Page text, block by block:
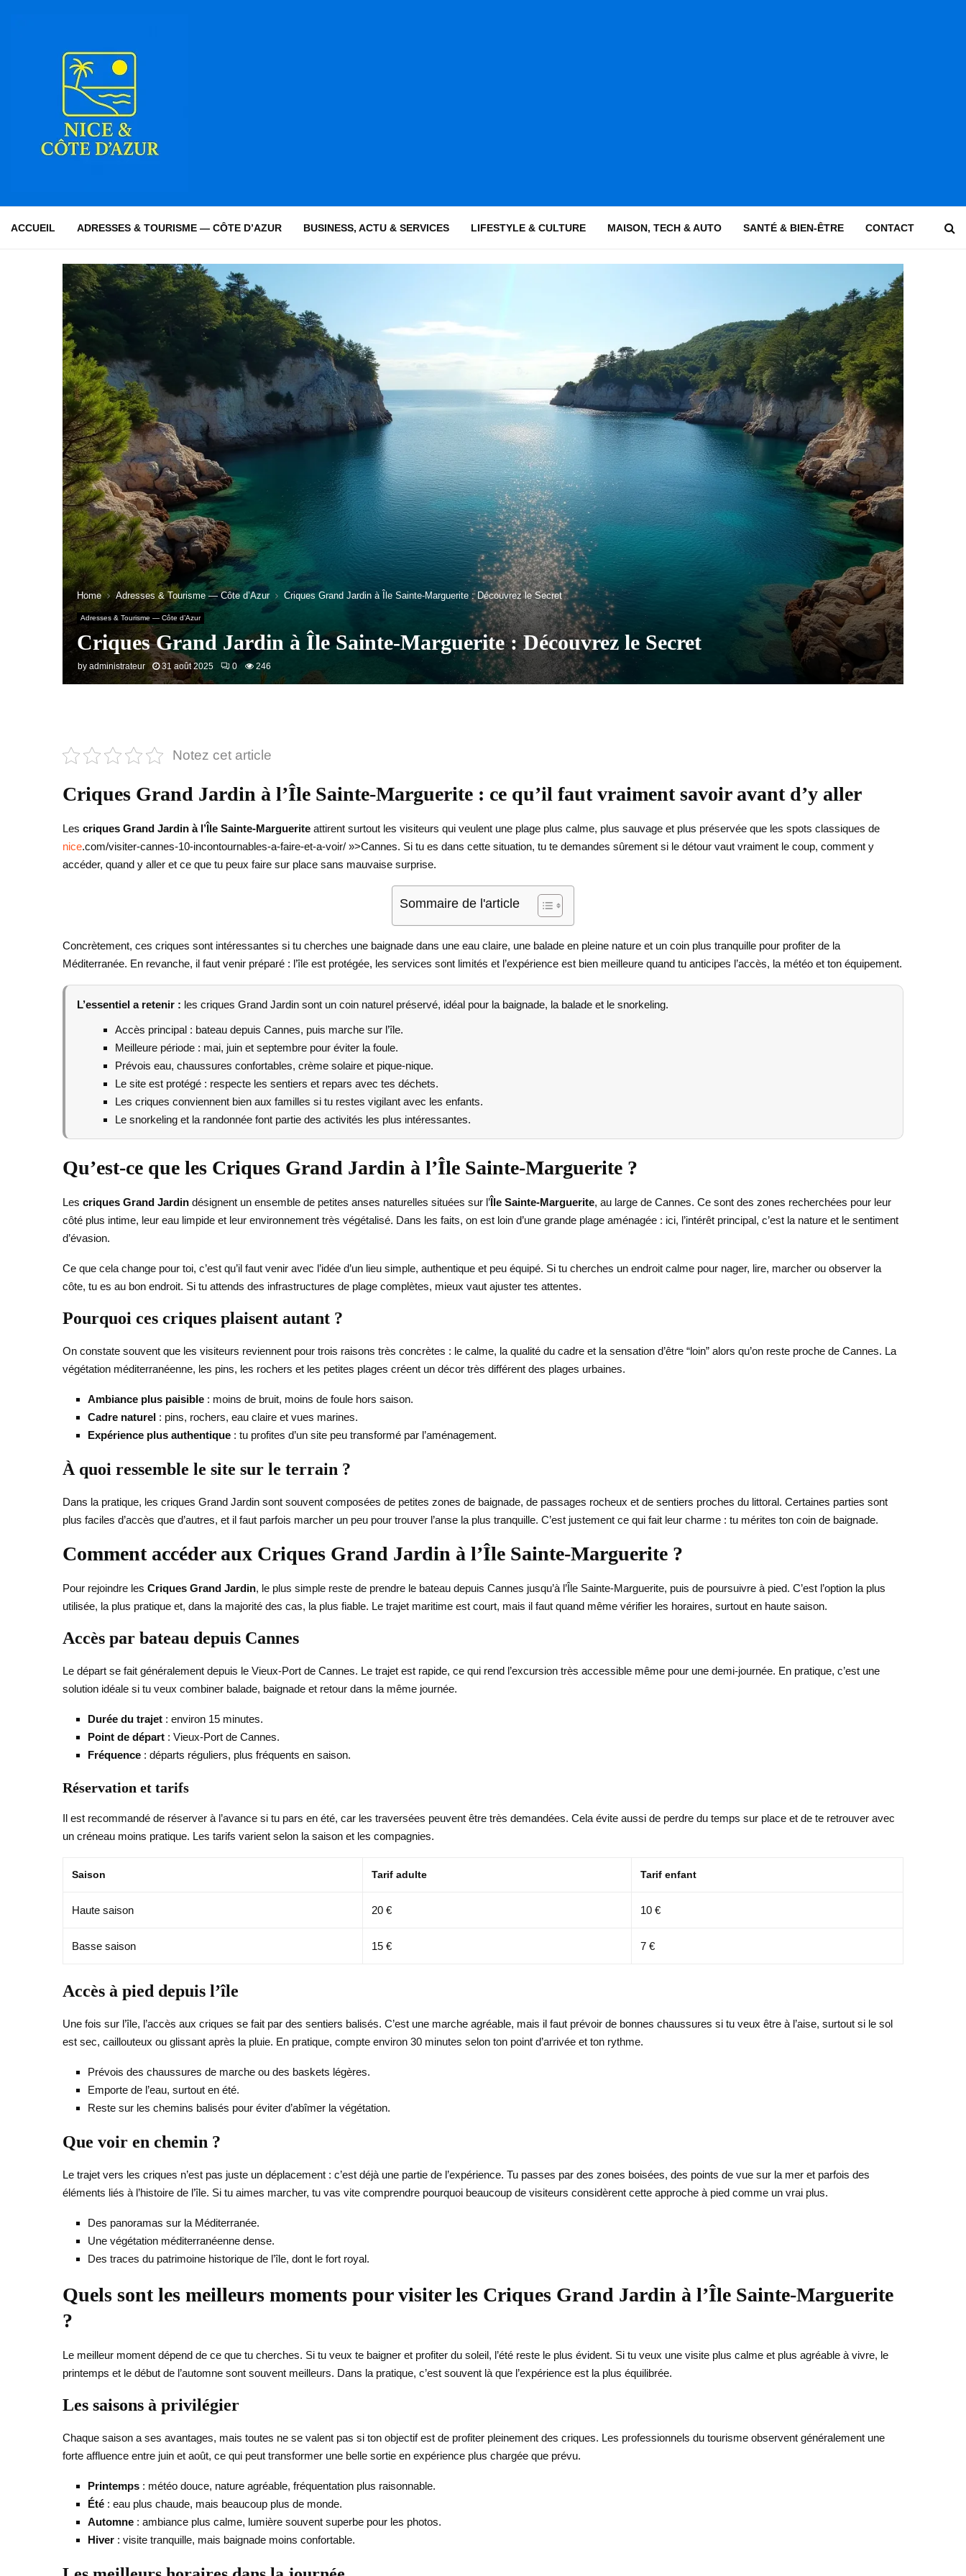
ACCUEIL ADRESSES & TOURISME — CÔTE D’AZUR BUSINESS, ACTU & SERVICES LIFESTYLE & CULTURE MAISON, TECH & AUTO SANTÉ & BIEN-ÊTRE CONTACT
Home Adresses & Tourisme — Côte d’Azur Criques Grand Jardin à Île Sainte-Marguerite : Découvrez le Secret
Adresses & Tourisme — Côte d’Azur
Criques Grand Jardin à Île Sainte-Marguerite : Découvrez le Secret
by administrateur 31 août 2025 0 246
Notez cet article
Criques Grand Jardin à l’Île Sainte-Marguerite : ce qu’il faut vraiment savoir avant d’y aller
Les criques Grand Jardin à l’Île Sainte-Marguerite attirent surtout les visiteurs qui veulent une plage plus calme, plus sauvage et plus préservée que les spots classiques de
nice.com/visiter-cannes-10-incontournables-a-faire-et-a-voir/ »>Cannes. Si tu es dans cette situation, tu te demandes sûrement si le détour vaut vraiment le coup, comment y
accéder, quand y aller et ce que tu peux faire sur place sans mauvaise surprise.
Sommaire de l'article
Concrètement, ces criques sont intéressantes si tu cherches une baignade dans une eau claire, une balade en pleine nature et un coin plus tranquille pour profiter de la
Méditerranée. En revanche, il faut venir préparé : l’île est protégée, les services sont limités et l’expérience est bien meilleure quand tu anticipes l’accès, la météo et ton équipement.
L’essentiel a retenir : les criques Grand Jardin sont un coin naturel préservé, idéal pour la baignade, la balade et le snorkeling.
Accès principal : bateau depuis Cannes, puis marche sur l’île.
Meilleure période : mai, juin et septembre pour éviter la foule.
Prévois eau, chaussures confortables, crème solaire et pique-nique.
Le site est protégé : respecte les sentiers et repars avec tes déchets.
Les criques conviennent bien aux familles si tu restes vigilant avec les enfants.
Le snorkeling et la randonnée font partie des activités les plus intéressantes.
Qu’est-ce que les Criques Grand Jardin à l’Île Sainte-Marguerite ?
Les criques Grand Jardin désignent un ensemble de petites anses naturelles situées sur l’Île Sainte-Marguerite, au large de Cannes. Ce sont des zones recherchées pour leur
côté plus intime, leur eau limpide et leur environnement très végétalisé. Dans les faits, on est loin d’une grande plage aménagée : ici, l’intérêt principal, c’est la nature et le sentiment
d’évasion.
Ce que cela change pour toi, c’est qu’il faut venir avec l’idée d’un lieu simple, authentique et peu équipé. Si tu cherches un endroit calme pour nager, lire, marcher ou observer la
côte, tu es au bon endroit. Si tu attends des infrastructures de plage complètes, mieux vaut ajuster tes attentes.
Pourquoi ces criques plaisent autant ?
On constate souvent que les visiteurs reviennent pour trois raisons très concrètes : le calme, la qualité du cadre et la sensation d’être “loin” alors qu’on reste proche de Cannes. La
végétation méditerranéenne, les pins, les rochers et les petites plages créent un décor très différent des plages urbaines.
Ambiance plus paisible : moins de bruit, moins de foule hors saison.
Cadre naturel : pins, rochers, eau claire et vues marines.
Expérience plus authentique : tu profites d’un site peu transformé par l’aménagement.
À quoi ressemble le site sur le terrain ?
Dans la pratique, les criques Grand Jardin sont souvent composées de petites zones de baignade, de passages rocheux et de sentiers proches du littoral. Certaines parties sont
plus faciles d’accès que d’autres, et il faut parfois marcher un peu pour trouver l’anse la plus tranquille. C’est justement ce qui fait leur charme : tu mérites ton coin de baignade.
Comment accéder aux Criques Grand Jardin à l’Île Sainte-Marguerite ?
Pour rejoindre les Criques Grand Jardin, le plus simple reste de prendre le bateau depuis Cannes jusqu’à l’Île Sainte-Marguerite, puis de poursuivre à pied. C’est l’option la plus
utilisée, la plus pratique et, dans la majorité des cas, la plus fiable. Le trajet maritime est court, mais il faut quand même vérifier les horaires, surtout en haute saison.
Accès par bateau depuis Cannes
Le départ se fait généralement depuis le Vieux-Port de Cannes. Le trajet est rapide, ce qui rend l’excursion très accessible même pour une demi-journée. En pratique, c’est une
solution idéale si tu veux combiner balade, baignade et retour dans la même journée.
Durée du trajet : environ 15 minutes.
Point de départ : Vieux-Port de Cannes.
Fréquence : départs réguliers, plus fréquents en saison.
Réservation et tarifs
Il est recommandé de réserver à l’avance si tu pars en été, car les traversées peuvent être très demandées. Cela évite aussi de perdre du temps sur place et de te retrouver avec
un créneau moins pratique. Les tarifs varient selon la saison et les compagnies.
Saison Tarif adulte Tarif enfant
Haute saison 20 € 10 €
Basse saison 15 € 7 €
Accès à pied depuis l’île
Une fois sur l’île, l’accès aux criques se fait par des sentiers balisés. C’est une marche agréable, mais il faut prévoir de bonnes chaussures si tu veux être à l’aise, surtout si le sol
est sec, caillouteux ou glissant après la pluie. En pratique, compte environ 30 minutes selon ton point d’arrivée et ton rythme.
Prévois des chaussures de marche ou des baskets légères.
Emporte de l’eau, surtout en été.
Reste sur les chemins balisés pour éviter d’abîmer la végétation.
Que voir en chemin ?
Le trajet vers les criques n’est pas juste un déplacement : c’est déjà une partie de l’expérience. Tu passes par des zones boisées, des points de vue sur la mer et parfois des
éléments liés à l’histoire de l’île. Si tu aimes marcher, tu vas vite comprendre pourquoi beaucoup de visiteurs considèrent cette approche à pied comme un vrai plus.
Des panoramas sur la Méditerranée.
Une végétation méditerranéenne dense.
Des traces du patrimoine historique de l’île, dont le fort royal.
Quels sont les meilleurs moments pour visiter les Criques Grand Jardin à l’Île Sainte-Marguerite
?
Le meilleur moment dépend de ce que tu cherches. Si tu veux te baigner et profiter du soleil, l’été reste le plus évident. Si tu veux une visite plus calme et plus agréable à vivre, le
printemps et le début de l’automne sont souvent meilleurs. Dans la pratique, c’est souvent là que l’expérience est la plus équilibrée.
Les saisons à privilégier
Chaque saison a ses avantages, mais toutes ne se valent pas si ton objectif est de profiter pleinement des criques. Les professionnels du tourisme observent généralement une
forte affluence entre juin et août, ce qui peut transformer une belle sortie en expérience plus chargée que prévu.
Printemps : météo douce, nature agréable, fréquentation plus raisonnable.
Été : eau plus chaude, mais beaucoup plus de monde.
Automne : ambiance plus calme, lumière souvent superbe pour les photos.
Hiver : visite tranquille, mais baignade moins confortable.